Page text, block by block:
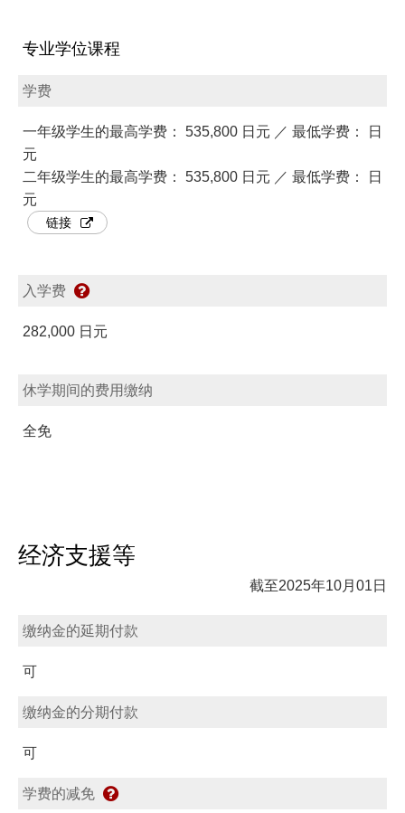
专业学位课程
学费
一年级学生的最高学费： 535,800 日元 ／ 最低学费： 日
元
二年级学生的最高学费： 535,800 日元 ／ 最低学费： 日
元
链接
入学费
282,000 日元
休学期间的费用缴纳
全免
经济支援等
截至2025年10月01日
缴纳金的延期付款
可
缴纳金的分期付款
可
学费的减免